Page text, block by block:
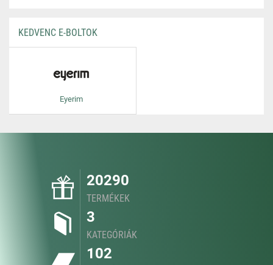
KEDVENC E-BOLTOK
Eyerim
20290
TERMÉKEK
3
KATEGÓRIÁK
102